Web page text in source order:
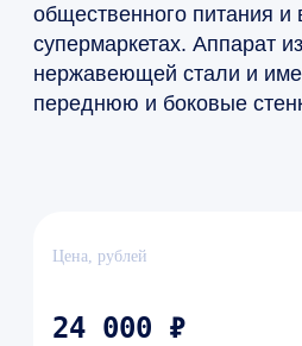
общественного питания и
супермаркетах. Аппарат
нержавеющей стали и
переднюю и боковые
Цена, рублей
24 000 ₽